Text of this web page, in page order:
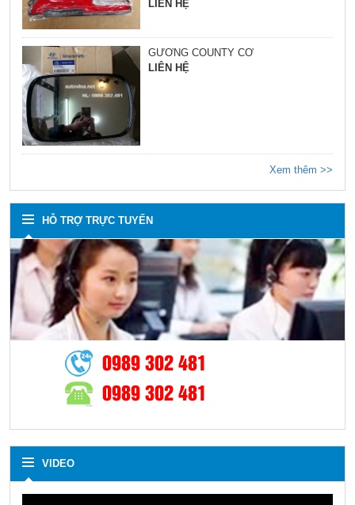
LIÊN HỆ
GƯƠNG COUNTY CƠ
LIÊN HỆ
Xem thêm >>
HỖ TRỢ TRỰC TUYẾN
0989 302 481
0989 302 481
VIDEO